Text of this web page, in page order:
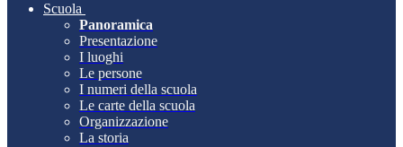
Scuola
Panoramica
Presentazione
I luoghi
Le persone
I numeri della scuola
Le carte della scuola
Organizzazione
La storia